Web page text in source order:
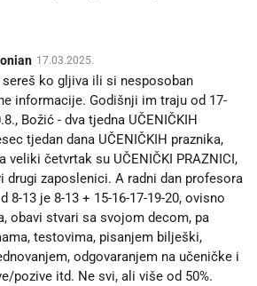
17.03.2025.
ko gljiva ili si nesposoban
informacije. Godišnji im traju od 17-
Božić - dva tjedna UČENIČKIH
tjedan dana UČENIČKIH praznika,
veliki četvrtak su UČENIČKI PRAZNICI,
drugi zaposlenici. A radni dan profesora
8-13 je 8-13 + 15-16-17-19-20, ovisno
obavi stvari sa svojom decom, pa
testovima, pisanjem bilješki,
odgovaranjem na učeničke i
pozive itd. Ne svi, ali više od 50%.